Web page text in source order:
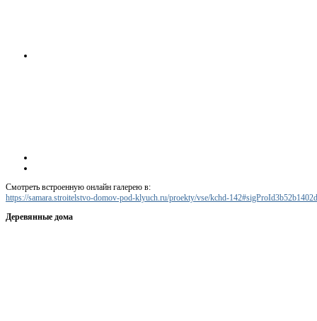
Смотреть встроенную онлайн галерею в:
https://samara.stroitelstvo-domov-pod-klyuch.ru/proekty/vse/kchd-142#sigProId3b52b1402d
Деревянные дома